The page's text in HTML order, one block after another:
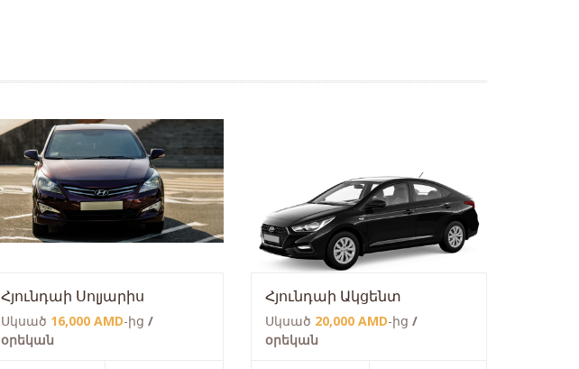
Հյունդաի Սոլյարիս
Սկսած 16,000 AMD-ից /
օրեկան
Հյունդաի Ակցենտ
Սկսած 20,000 AMD-ից /
օրեկան